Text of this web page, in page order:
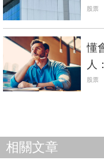
股票
懂
人
資
股票
相關文章